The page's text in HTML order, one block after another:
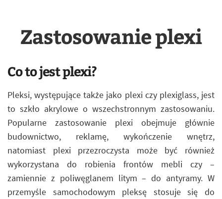
Zastosowanie plexi
Co to jest plexi?
Pleksi, występujące także jako plexi czy plexiglass, jest
to szkło akrylowe o wszechstronnym zastosowaniu.
Popularne zastosowanie plexi obejmuje głównie
budownictwo, reklamę, wykończenie wnętrz,
natomiast plexi przezroczysta może być również
wykorzystana do robienia frontów mebli czy –
zamiennie z poliwęglanem litym – do antyramy. W
przemyśle samochodowym pleksę stosuje się do